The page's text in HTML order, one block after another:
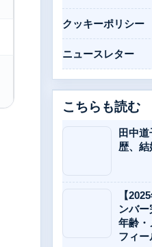
クッキーポリシー
ニュースレター
こちらも読む
田中
歴、結
【
ンバー
年齢・
フィ